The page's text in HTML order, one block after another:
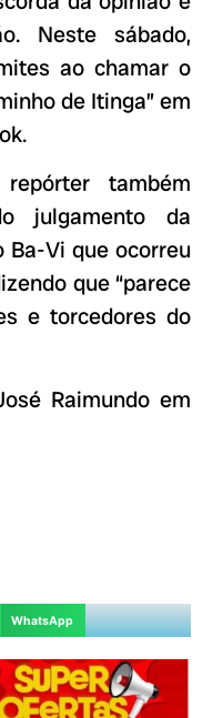
Neste sábado,
ao chamar o
de Itinga” em
também
julgamento da
Ba-Vi que ocorreu
que “parece
e torcedores do
Raimundo em
WhatsApp